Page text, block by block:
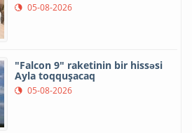
05-08-2026
"Falcon 9" raketinin bir hissəsi
Ayla toqquşacaq
05-08-2026